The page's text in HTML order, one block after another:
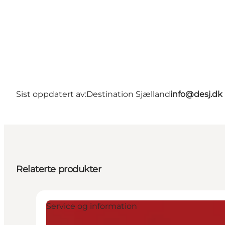
Sist oppdatert av:Destination Sjællandinfo@desj.dk
Relaterte produkter
Service og information